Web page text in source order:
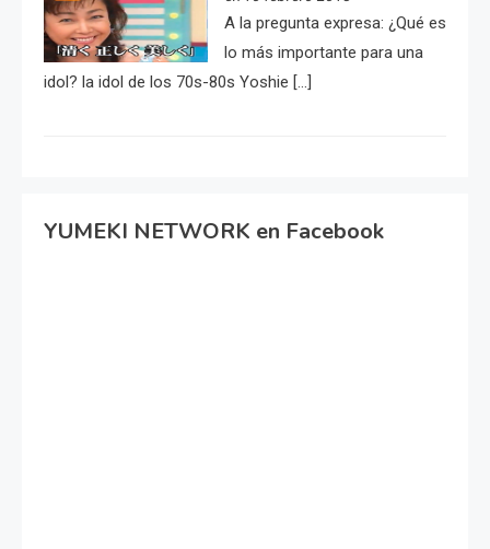
A la pregunta expresa: ¿Qué es
lo más importante para una
idol? la idol de los 70s-80s Yoshie […]
YUMEKI NETWORK en Facebook